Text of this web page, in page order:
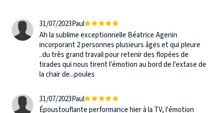
31/07/2023Paul
Ah la sublime exceptionnelle Béatrice Agenin
incorporant 2 personnes plusieurs âges et qui pleure
..du très grand travail pour retenir des flopées de
tirades qui nous tirent l'émotion au bord de l'extase de
la chair de...poules
31/07/2023Paul
Époustouflante performance hier à la TV, l'émotion